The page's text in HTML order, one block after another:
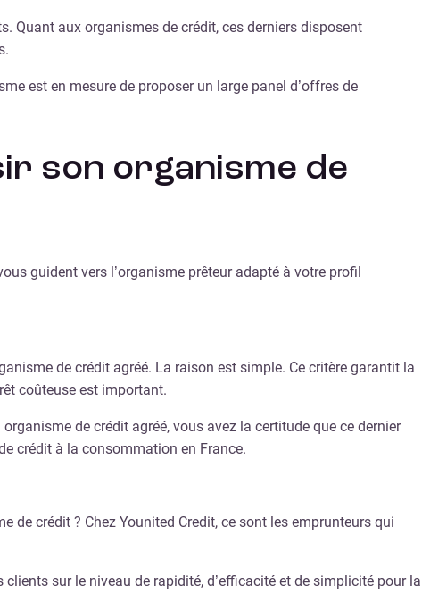
Quant aux organismes de crédit, ces derniers disposent
est en mesure de proposer un large panel d’offres de
son organisme de
guident vers l’organisme prêteur adapté à votre profil
de crédit agréé. La raison est simple. Ce critère garantit la
coûteuse est important.
de crédit agréé, vous avez la certitude que ce dernier
crédit à la consommation en France.
de crédit ? Chez Younited Credit, ce sont les emprunteurs qui
sur le niveau de rapidité, d’efficacité et de simplicité pour la